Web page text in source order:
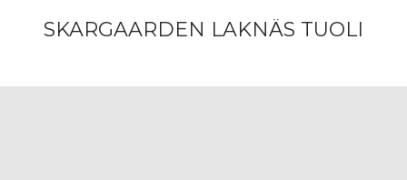
SKARGAARDEN LAKNÄS TUOLI